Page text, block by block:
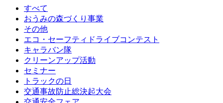
すべて
おうみの森づくり事業
その他
エコ・セーフティドライブコンテスト
キャラバン隊
クリーンアップ活動
セミナー
トラックの日
交通事故防止総決起大会